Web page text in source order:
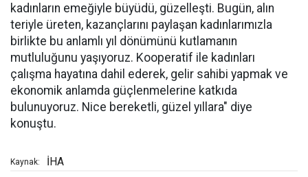
kadınların emeğiyle büyüdü, güzelleşti. Bugün, alın
teriyle üreten, kazançlarını paylaşan kadınlarımızla
birlikte bu anlamlı yıl dönümünü kutlamanın
mutluluğunu yaşıyoruz. Kooperatif ile kadınları
çalışma hayatına dahil ederek, gelir sahibi yapmak ve
ekonomik anlamda güçlenmelerine katkıda
bulunuyoruz. Nice bereketli, güzel yıllara" diye
konuştu.
Kaynak: İHA